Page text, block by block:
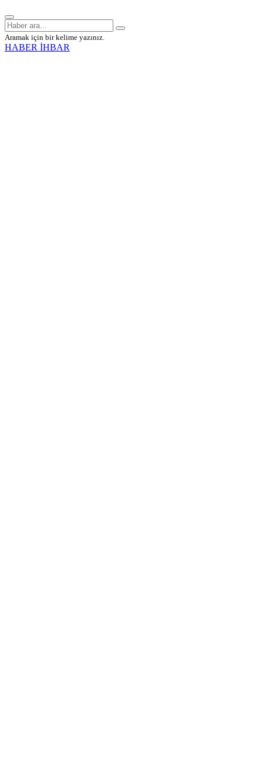
Aramak için bir kelime yazınız.
HABER İHBAR